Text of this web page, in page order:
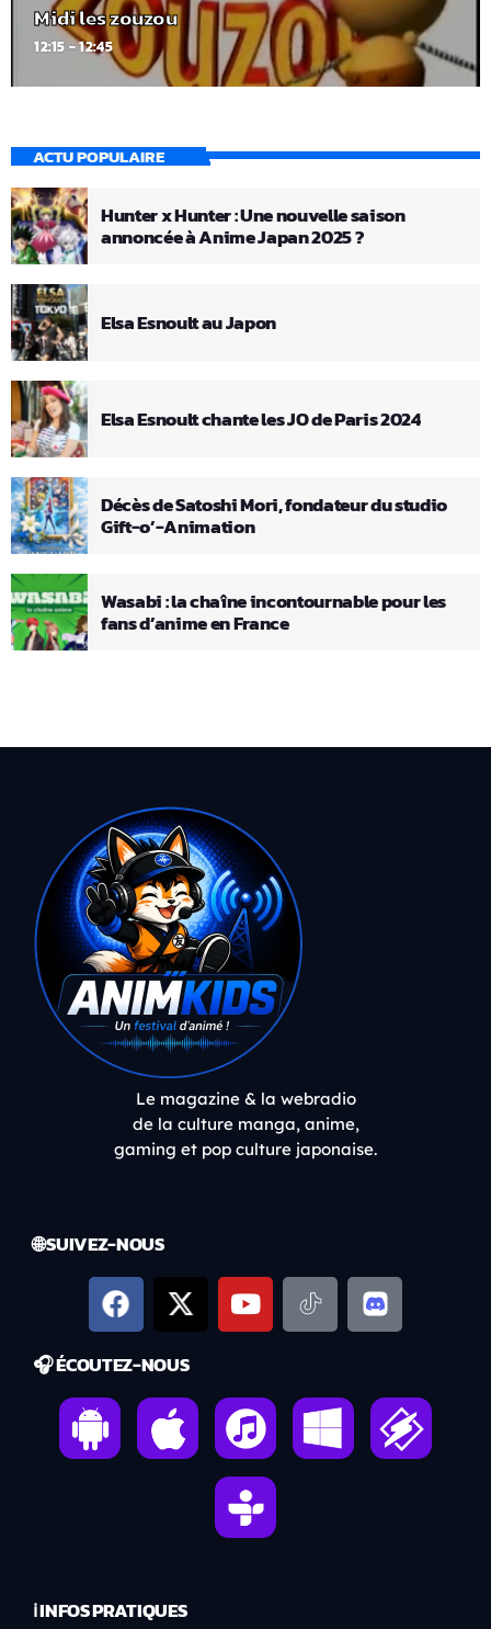
Midi les zouzou
12:15 - 12:45
ACTU POPULAIRE
Hunter x Hunter : Une nouvelle saison
annoncée à Anime Japan 2025 ?
Elsa Esnoult au Japon
Elsa Esnoult chante les JO de Paris 2024
Décès de Satoshi Mori, fondateur du studio
Gift-o’-Animation
Wasabi : la chaîne incontournable pour les
fans d’anime en France
Le magazine & la webradio
de la culture manga, anime,
gaming et pop culture japonaise.
🌐 SUIVEZ-NOUS
🎧 ÉCOUTEZ-NOUS
ℹ️ INFOS PRATIQUES